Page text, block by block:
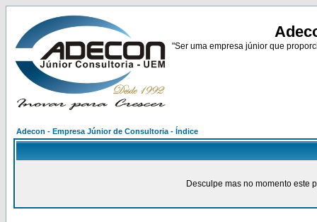
"Ser uma empresa júnior que
Adecon - Empresa Júnior de Consultoria - Índice
Desculpe mas no momento este